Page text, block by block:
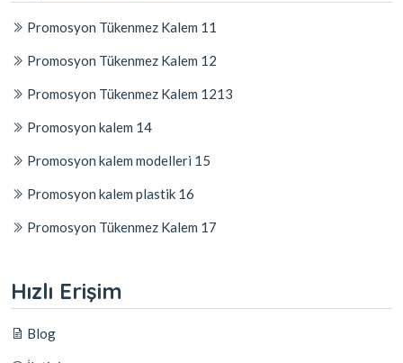
Promosyon Tükenmez Kalem 11
Promosyon Tükenmez Kalem 12
Promosyon Tükenmez Kalem 1213
Promosyon kalem 14
Promosyon kalem modelleri 15
Promosyon kalem plastik 16
Promosyon Tükenmez Kalem 17
Hızlı Erişim
Blog